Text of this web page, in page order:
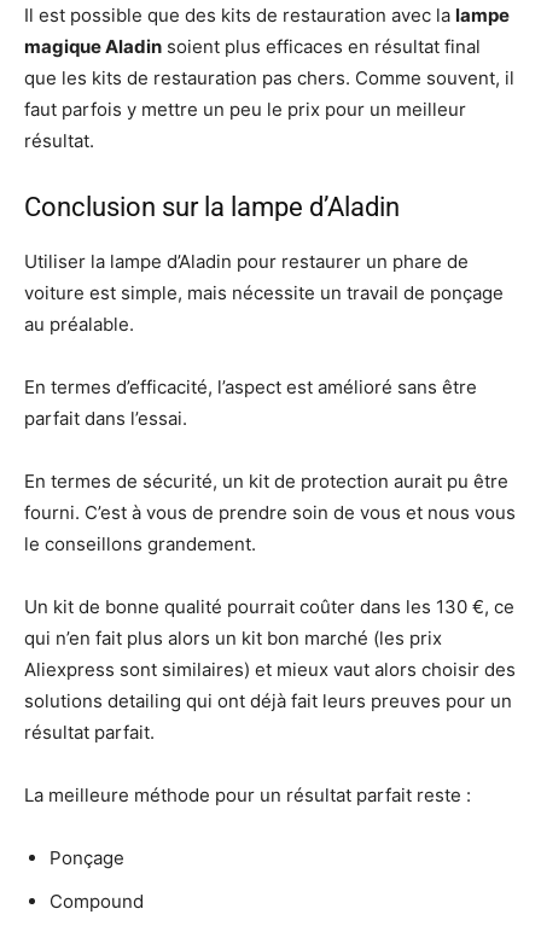
Il est possible que des kits de restauration avec la lampe
magique Aladin soient plus efficaces en résultat final
que les kits de restauration pas chers. Comme souvent, il
faut parfois y mettre un peu le prix pour un meilleur
résultat.
Conclusion sur la lampe d’Aladin
Utiliser la lampe d’Aladin pour restaurer un phare de
voiture est simple, mais nécessite un travail de ponçage
au préalable.
En termes d’efficacité, l’aspect est amélioré sans être
parfait dans l’essai.
En termes de sécurité, un kit de protection aurait pu être
fourni. C’est à vous de prendre soin de vous et nous vous
le conseillons grandement.
Un kit de bonne qualité pourrait coûter dans les 130 €, ce
qui n’en fait plus alors un kit bon marché (les prix
Aliexpress sont similaires) et mieux vaut alors choisir des
solutions detailing qui ont déjà fait leurs preuves pour un
résultat parfait.
La meilleure méthode pour un résultat parfait reste :
Ponçage
Compound